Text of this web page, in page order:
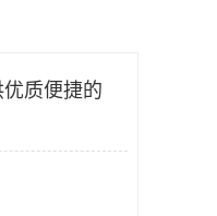
质便捷的